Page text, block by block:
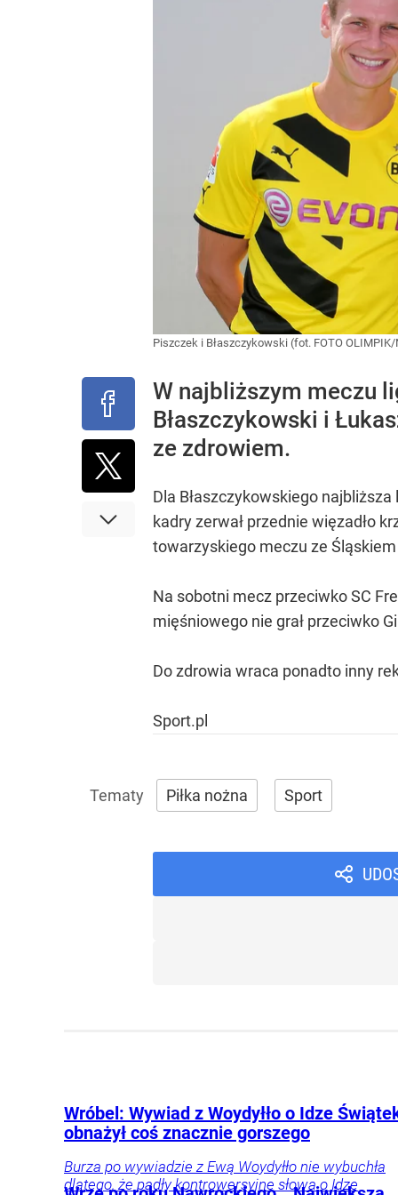
Piszczek i Błaszczykowski (fot. FOTO OLIMPIK/
W najbliższym meczu
Błaszczykowski i
ze zdrowiem.
Dla Błaszczykowskiego
kadry zerwał przednie więzadło
towarzyskiego meczu ze Śląskiem
Na sobotni mecz przeciwko SC
mięśniowego nie grał przeciwko
Do zdrowia wraca ponadto inny
Sport.pl
Piłka nożna Sport
Wróbel: Wywiad z Woydyłło o Idze
obnażył coś znacznie gorszego
Burza po wywiadzie z Ewą Woydyłło nie wybuchła
dlatego, że padły kontrowersyjne słowa o Idze